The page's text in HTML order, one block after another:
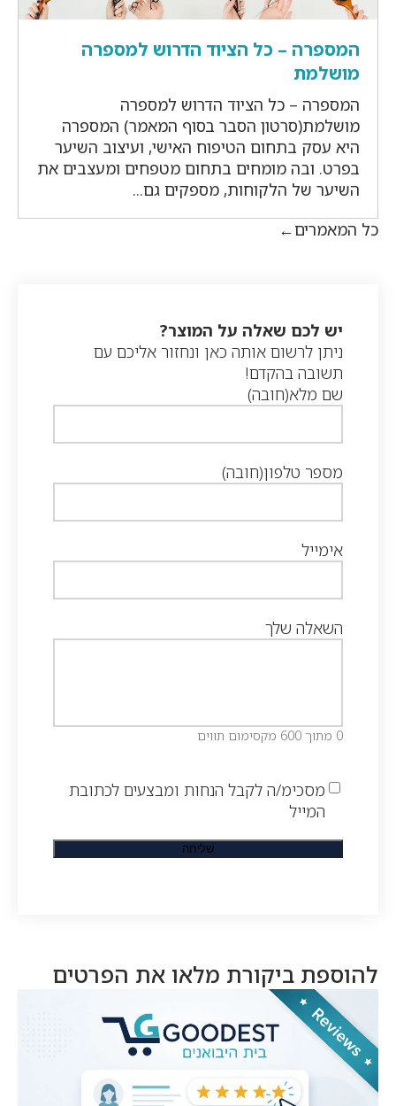
המספרה – כל הציוד הדרוש למספרה
מושלמת
המספרה – כל הציוד הדרוש למספרה
מושלמת(סרטון הסבר בסוף המאמר) המספרה
היא עסק בתחום הטיפוח האישי, ועיצוב השיער
בפרט. ובה מומחים בתחום מטפחים ומעצבים את
השיער של הלקוחות, מספקים גם...
כל המאמרים
יש לכם שאלה על המוצר?
ניתן לרשום אותה כאן ונחזור אליכם עם
תשובה בהקדם!
שם מלא(חובה)
מספר טלפון(חובה)
אימייל
השאלה שלך
0 מתוך 600 מקסימום תווים
מסכימ/ה לקבל הנחות ומבצעים לכתובת
המייל
להוספת ביקורת מלאו את הפרטים